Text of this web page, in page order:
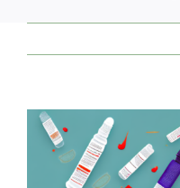
Zeige
grösseres